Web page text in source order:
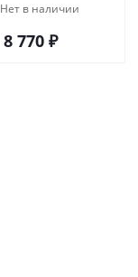
Нет в наличии
8 770 ₽